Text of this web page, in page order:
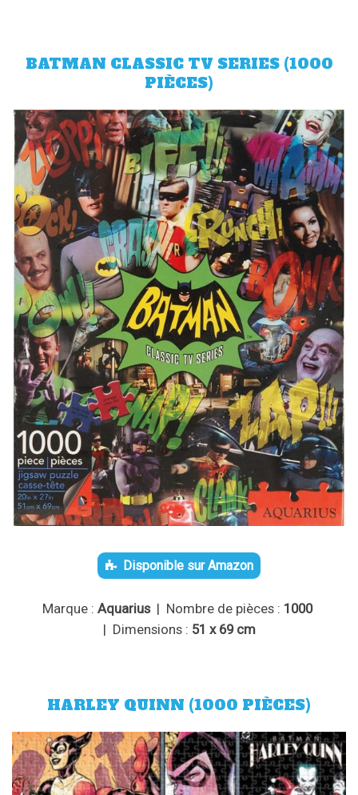
BATMAN CLASSIC TV SERIES (1000
PIÈCES)
Disponible sur Amazon
Marque : Aquarius| Nombre de pièces : 1000
| Dimensions : 51 x 69 cm
HARLEY QUINN (1000 PIÈCES)